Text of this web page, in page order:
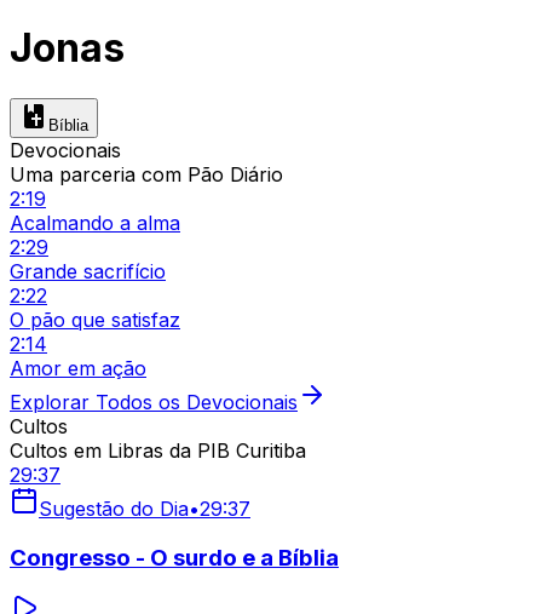
Jonas
Bíblia
Devocionais
Uma parceria com Pão Diário
2:19
Acalmando a alma
2:29
Grande sacrifício
2:22
O pão que satisfaz
2:14
Amor em ação
Explorar Todos os Devocionais
Cultos
Cultos em Libras da PIB Curitiba
29:37
Sugestão do Dia•29:37
Congresso - O surdo e a Bíblia